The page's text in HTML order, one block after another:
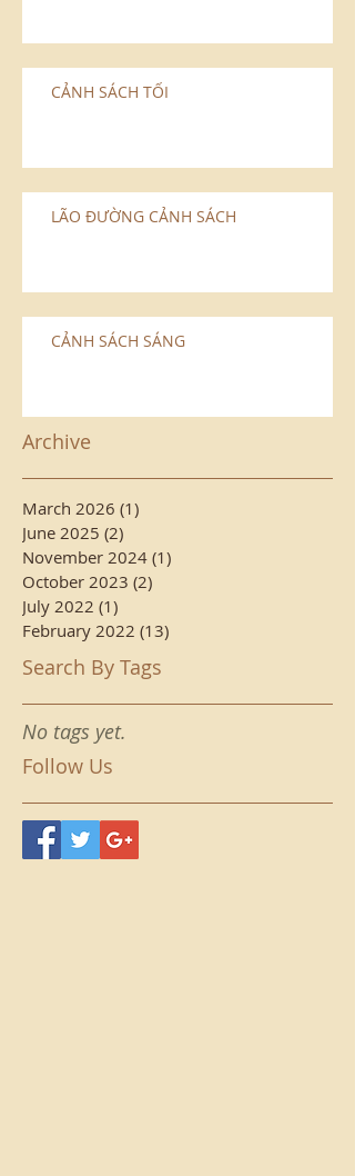
CẢNH SÁCH TỐI
LÃO ÐƯỜNG CẢNH SÁCH
CẢNH SÁCH SÁNG
Archive
March 2026 (1)
June 2025 (2)
November 2024 (1)
October 2023 (2)
July 2022 (1)
February 2022 (13)
Search By Tags
No tags yet.
Follow Us